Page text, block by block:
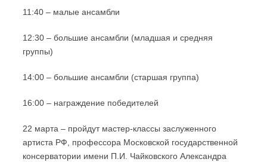
11:40 – малые ансамбли
12:30 – большие ансамбли (младшая и средняя
группы)
14:00 – большие ансамбли (старшая группа)
16:00 – награждение победителей
22 марта – пройдут мастер-классы заслуженного
артиста РФ, профессора Московской государственной
консерватории имени П.И. Чайковского Александра